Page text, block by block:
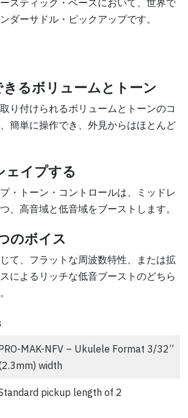
ダーサドル・ピックアップです。
るボリュームとトーン
り付けられるボリュームとトーンのコ
簡単に操作でき、外見からはほとんど
ェイプする
・トーン・コントロールは、ミッドレ
、高音域と低音域をブーストします。
のボイス
て、フラットな周波数特性、または拡
によるリッチな低音ブーストのどちら
MAK-NFV – Ukulele Format 3/32”
width
pickup length of 2